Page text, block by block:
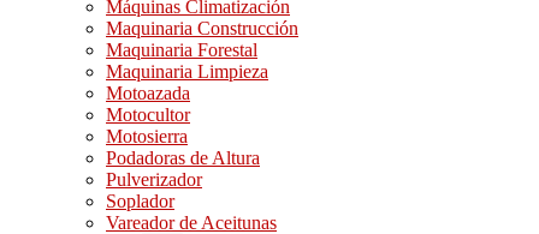
Máquinas Climatización
Maquinaria Construcción
Maquinaria Forestal
Maquinaria Limpieza
Motoazada
Motocultor
Motosierra
Podadoras de Altura
Pulverizador
Soplador
Vareador de Aceitunas